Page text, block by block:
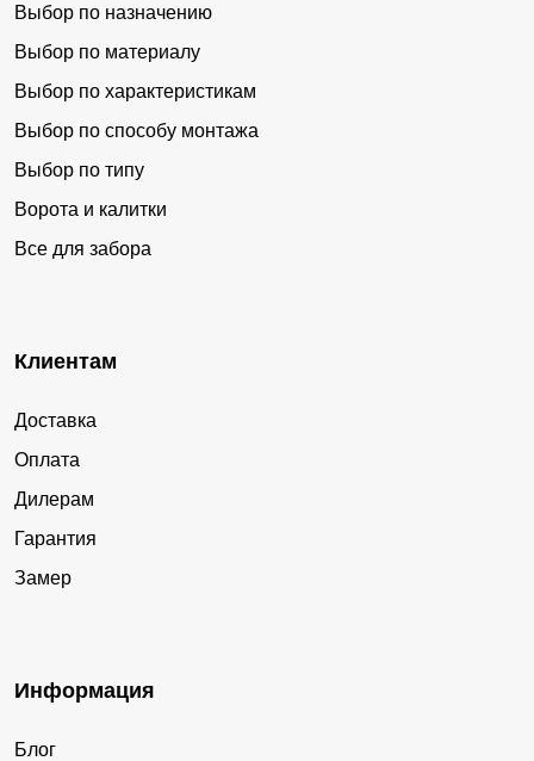
Выбор по назначению
Выбор по материалу
Выбор по характеристикам
Выбор по способу монтажа
Выбор по типу
Ворота и калитки
Все для забора
Клиентам
Доставка
Оплата
Дилерам
Гарантия
Замер
Информация
Блог